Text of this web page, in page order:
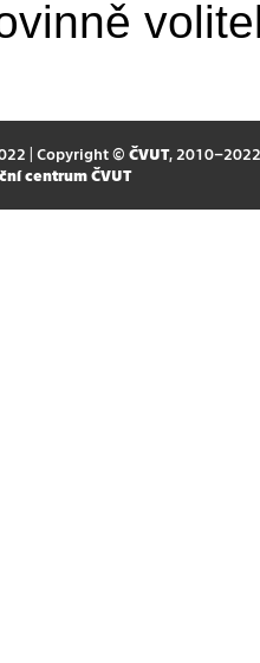
| Copyright © ČVUT, 2010–2022
centrum ČVUT